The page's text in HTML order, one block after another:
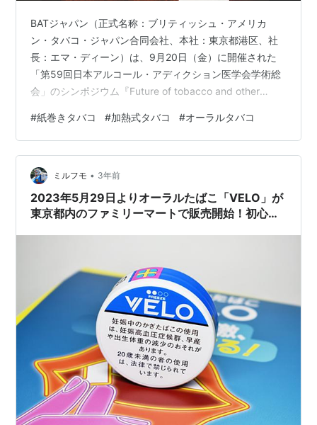
BATジャパン（正式名称：ブリティッシュ・アメリカ
ン・タバコ・ジャパン合同会社、本社：東京都港区、社
長：エマ・ディーン）は、9月20日（金）に開催された
「第59回日本アルコール・アディクション医学会学術総
会」のシンポジウム『Future of tobacco and other
societyたばこ・ニコチン含有製品の未来：煙のない社会
に向けて』に参加し、BATのリサーチ＆サイエンス・デ
ィレクターであるジェームズ・マーフィーが基調講演を
行いました。 BAT、「第59回日本アルコール・アディク
シ…
#紙巻きタバコ #加熱式タバコ #オーラルタバコ
ミルフモ • 3年前
2023年5月29日よりオーラルたばこ「VELO」が
東京都内のファミリーマートで販売開始！初心者